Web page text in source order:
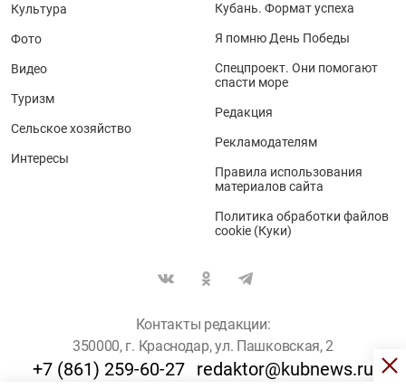
Культура
Фото
Видео
Туризм
Сельское хозяйство
Интересы
Кубань. Формат успеха
Я помню День Победы
Спецпроект. Они помогают
спасти море
Редакция
Рекламодателям
Правила использования
материалов сайта
Политика обработки файлов
cookie (Куки)
Контакты редакции:
350000, г. Краснодар, ул. Пашковская, 2
+7 (861) 259-60-27 redaktor@kubnews.ru